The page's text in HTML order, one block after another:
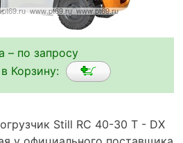
– по запросу
Корзину:
Still RC 40-30 T - DX